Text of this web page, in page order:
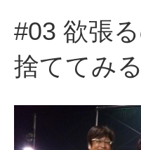
#03 欲張
捨ててみる